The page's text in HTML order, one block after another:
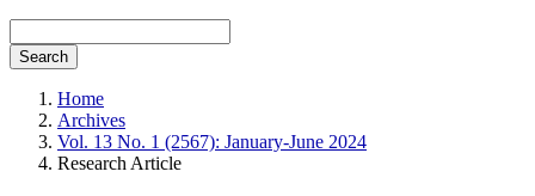
Search
Home
Archives
Vol. 13 No. 1 (2567): January-June 2024
Research Article